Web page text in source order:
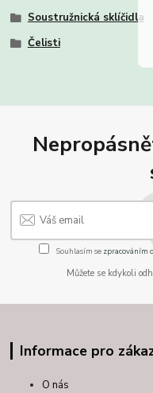
Soustružnická sklíčidla
Čelisti
Souhlasím se zpracováním
Můžete se kdykoli
Informace pro
O nás